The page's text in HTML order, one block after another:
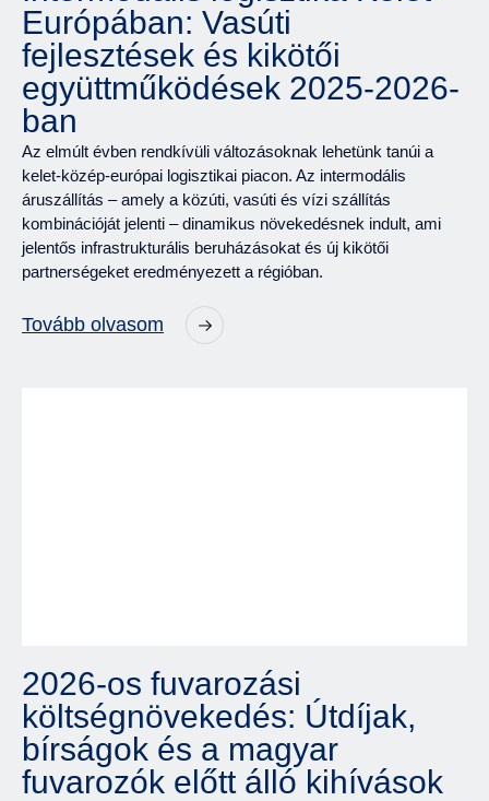
Európában: Vasúti
fejlesztések és kikötői
együttműködések 2025-2026-
ban
Az elmúlt évben rendkívüli változásoknak lehetünk tanúi a
kelet-közép-európai logisztikai piacon. Az intermodális
áruszállítás – amely a közúti, vasúti és vízi szállítás
kombinációját jelenti – dinamikus növekedésnek indult, ami
jelentős infrastrukturális beruházásokat és új kikötői
partnerségeket eredményezett a régióban.
Tovább olvasom
2026-os fuvarozási
költségnövekedés: Útdíjak,
bírságok és a magyar
fuvarozók előtt álló kihívások